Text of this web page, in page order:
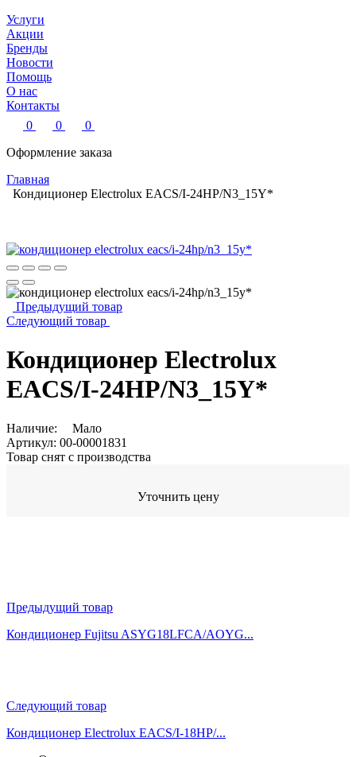
Услуги
Акции
Бренды
Новости
Помощь
О нас
Контакты
0
0
0
Оформление заказа
Главная
Кондиционер Electrolux EACS/I-24HP/N3_15Y*
Предыдущий товар
Следующий товар
Кондиционер Electrolux
EACS/I-24HP/N3_15Y*
Наличие:
Мало
Артикул: 00-00001831
Товар снят с производства
Уточнить цену
Предыдущий товар
Кондиционер Fujitsu ASYG18LFCA/AOYG...
Следующий товар
Кондиционер Electrolux EACS/I-18HP/...